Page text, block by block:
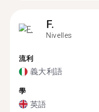
F.
Nivelles
流利
義大利語
學
英語